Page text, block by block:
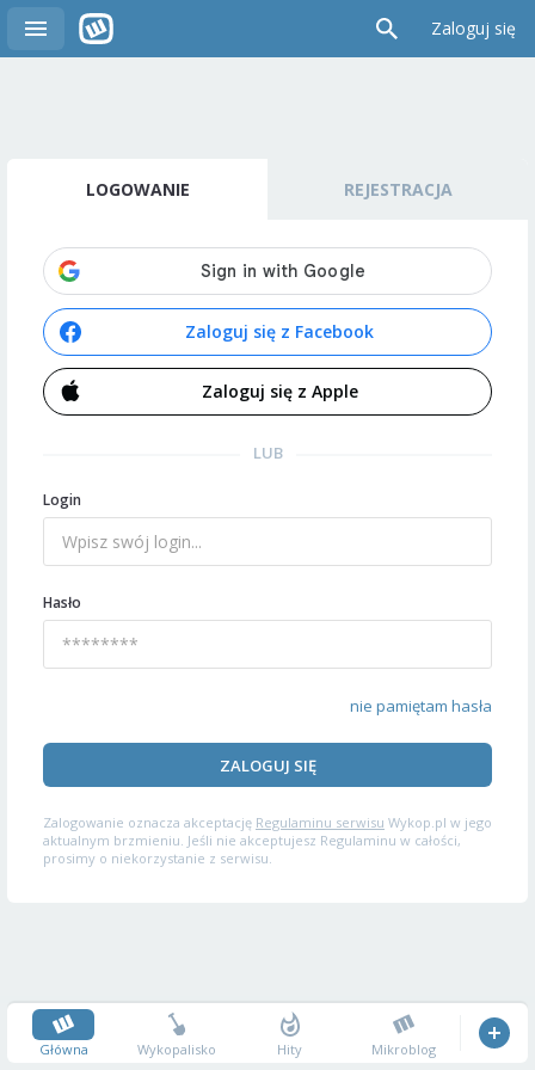
Zaloguj się
LOGOWANIE REJESTRACJA
Zaloguj się z Facebook
Zaloguj się z Apple
LUB
Login
Hasło
nie pamiętam hasła
ZALOGUJ SIĘ
Zalogowanie oznacza akceptację Regulaminu serwisu Wykop.pl w jego
aktualnym brzmieniu. Jeśli nie akceptujesz Regulaminu w całości,
prosimy o niekorzystanie z serwisu.
Główna Wykopalisko Hity Mikroblog